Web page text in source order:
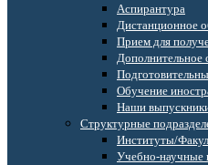
Аспирантура
Дистанционное
Прием для
Дополнительное
Обучение
Наши
Структурные
Институты/
Учебно-научные